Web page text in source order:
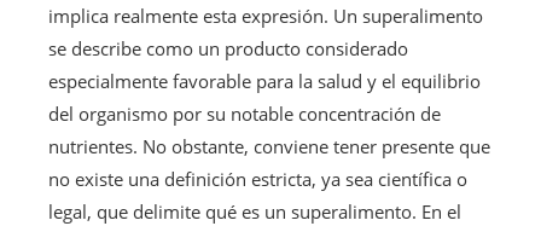
implica realmente esta expresión. Un superalimento
se describe como un producto considerado
especialmente favorable para la salud y el equilibrio
del organismo por su notable concentración de
nutrientes. No obstante, conviene tener presente que
no existe una definición estricta, ya sea científica o
legal, que delimite qué es un superalimento. En el